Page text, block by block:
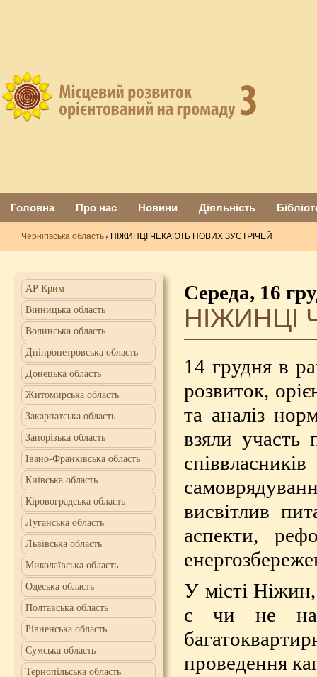
Головна Про нас Новини Діяльність
Чернігівська область НІЖИНЦІ ЧЕКАЮТЬ НОВИХ ЗУСТРІЧЕЙ
АР Крим
Вінницька область
Волинська область
Дніпропетровська область
Донецька область
Житомирська область
Закарпатська область
Запорізька область
Івано-Франківська область
Київська область
Кіровоградська область
Луганська область
Львівська область
Миколаївська область
Одеська область
Полтавська область
Рівненська область
Сумська область
Тернопільська область
Середа, 16
НІЖИНЦІ
14 грудня в
розвиток,
та аналіз
взяли участь
висвітлив
аспекти,
У місті
є чи не
проведення